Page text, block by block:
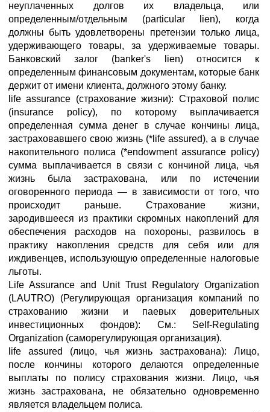
неуплаченных долгов их владельца, или
определенным/отдельным (particular lien), когда
должны быть удовлетворены претензии только лица,
удерживающего товары, за удерживаемые товары.
Банковский залог (banker's lien) относится к
определенным финансовым документам, которые банк
держит от имени клиента, должного этому банку.
life assurance (страхование жизни): Страховой полис
(insurance policy), по которому выплачивается
определенная сумма денег в случае кончины лица,
застраховавшего свою жизнь (*life assured), а в случае
накопительного полиса (*endowment assurance policy)
сумма выплачивается в связи с кончиной лица, чья
жизнь была застрахована, или по истечении
оговоренного периода — в зависимости от того, что
происходит раньше. Страхование жизни,
зародившееся из практики скромных накоплений для
обеспечения расходов на похороны, развилось в
практику накопления средств для себя или для
иждивенцев, использующую определенные налоговые
льготы.
Life Assurance and Unit Trust Regulatory Organization
(LAUTRO) (Регулирующая организация компаний по
страхованию жизни и паевых доверительных
инвестиционных фондов): См.: Self-Regulating
Organization (саморегулирующая организация).
life assured (лицо, чья жизнь застрахована): Лицо,
после кончины которого делаются определенные
выплаты по полису страхования жизни. Лицо, чья
жизнь застрахована, не обязательно одновременно
является владельцем полиса.